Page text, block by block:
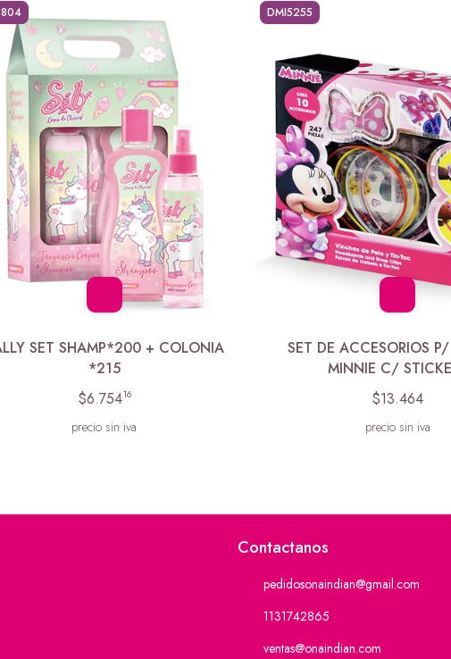
SET SHAMP*200 + COLONIA
*215
$6.75416
precio sin iva
DMI5255
SET DE ACCESORIOS
MINNIE C/
$13.464
precio sin iva
Contactanos
pedidosonaindian@gmail.com
1131742865
ventas@onaindian.com